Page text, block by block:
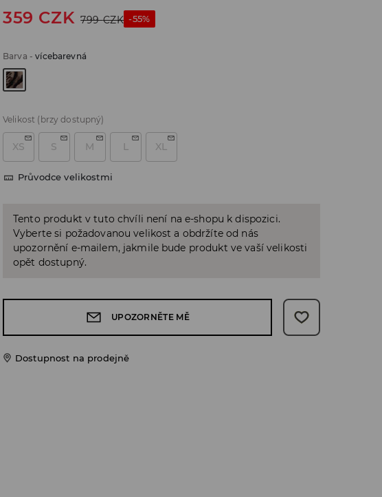
359 CZK 799 CZK -55%
Barva -vícebarevná
Velikost (brzy dostupný)
XS S M L XL
Průvodce velikostmi
Tento produkt v tuto chvíli není na e-shopu k dispozici.
Vyberte si požadovanou velikost a obdržíte od nás
upozornění e-mailem, jakmile bude produkt ve vaší velikosti
opět dostupný.
UPOZORNĚTE MĚ
Dostupnost na prodejně